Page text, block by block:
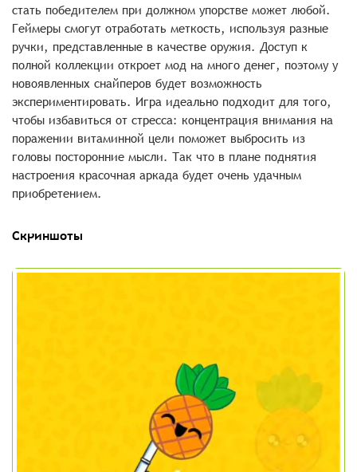
стать победителем при должном упорстве может любой.
Геймеры смогут отработать меткость, используя разные
ручки, представленные в качестве оружия. Доступ к
полной коллекции откроет мод на много денег, поэтому у
новоявленных снайперов будет возможность
экспериментировать. Игра идеально подходит для того,
чтобы избавиться от стресса: концентрация внимания на
поражении витаминной цели поможет выбросить из
головы посторонние мысли. Так что в плане поднятия
настроения красочная аркада будет очень удачным
приобретением.
Скриншоты